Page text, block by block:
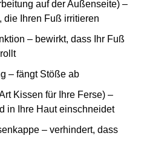
auf der Außenseite) –
die Ihren Fuß irritieren
– bewirkt, dass Ihr Fuß
– fängt Stöße ab
Kissen für Ihre Ferse) –
in Ihre Haut einschneidet
– verhindert, dass